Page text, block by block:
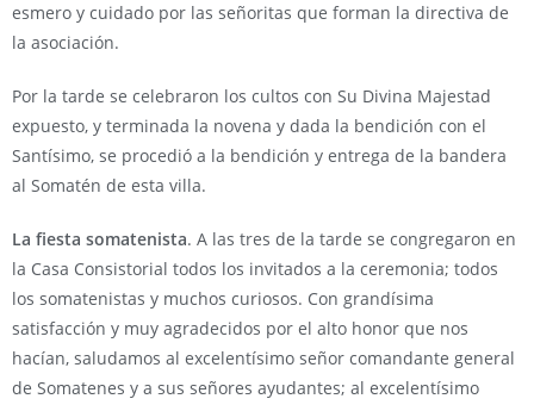
esmero y cuidado por las señoritas que forman la directiva de
la asociación.
Por la tarde se celebraron los cultos con Su Divina Majestad
expuesto, y terminada la novena y dada la bendición con el
Santísimo, se procedió a la bendición y entrega de la bandera
al Somatén de esta villa.
La fiesta somatenista. A las tres de la tarde se congregaron en
la Casa Consistorial todos los invitados a la ceremonia; todos
los somatenistas y muchos curiosos. Con grandísima
satisfacción y muy agradecidos por el alto honor que nos
hacían, saludamos al excelentísimo señor comandante general
de Somatenes y a sus señores ayudantes; al excelentísimo